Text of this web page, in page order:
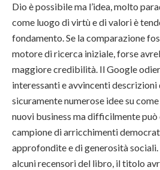
Dio è possibile ma l’idea, molto
come luogo di virtù e di valori è
fondamento. Se la comparazione
motore di ricerca iniziale, forse
maggiore credibilità. Il Google
interessanti e avvincenti
sicuramente numerose idee su
nuovi business ma difficilmente può
campione di arricchimenti
approfondite e di generosità
alcuni recensori del libro, il titolo